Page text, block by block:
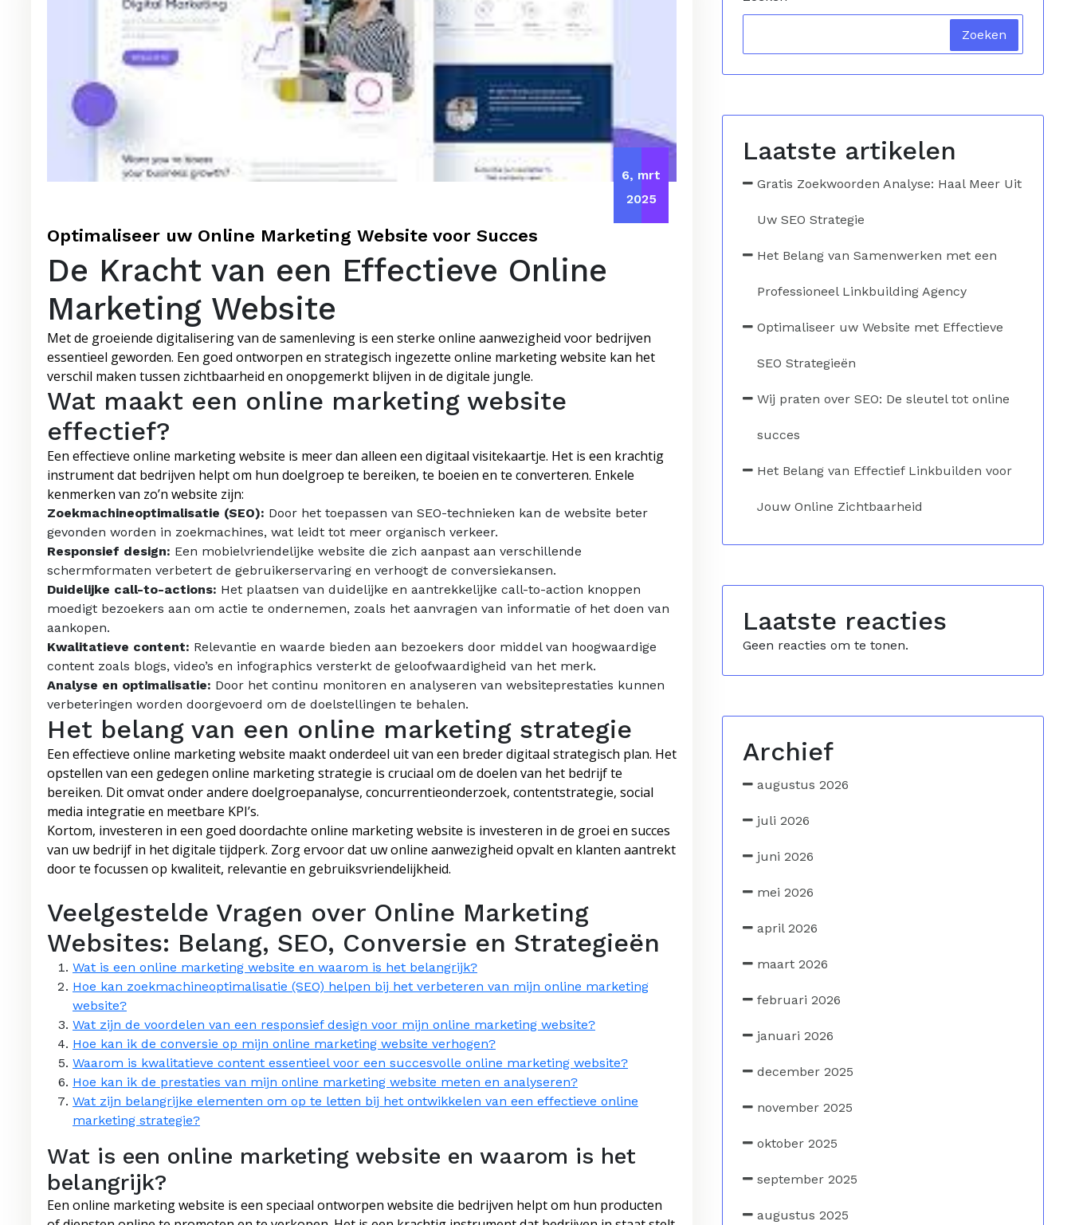
6, mrt
2025
Optimaliseer uw Online Marketing Website voor Succes
De Kracht van een Effectieve Online
Marketing Website
Met de groeiende digitalisering van de samenleving is een sterke online aanwezigheid voor bedrijven
essentieel geworden. Een goed ontworpen en strategisch ingezette online marketing website kan het
verschil maken tussen zichtbaarheid en onopgemerkt blijven in de digitale jungle.
Wat maakt een online marketing website
effectief?
Een effectieve online marketing website is meer dan alleen een digitaal visitekaartje. Het is een krachtig
instrument dat bedrijven helpt om hun doelgroep te bereiken, te boeien en te converteren. Enkele
kenmerken van zo’n website zijn:
Zoekmachineoptimalisatie (SEO): Door het toepassen van SEO-technieken kan de website beter
gevonden worden in zoekmachines, wat leidt tot meer organisch verkeer.
Responsief design: Een mobielvriendelijke website die zich aanpast aan verschillende
schermformaten verbetert de gebruikerservaring en verhoogt de conversiekansen.
Duidelijke call-to-actions: Het plaatsen van duidelijke en aantrekkelijke call-to-action knoppen
moedigt bezoekers aan om actie te ondernemen, zoals het aanvragen van informatie of het doen van
aankopen.
Kwalitatieve content: Relevantie en waarde bieden aan bezoekers door middel van hoogwaardige
content zoals blogs, video’s en infographics versterkt de geloofwaardigheid van het merk.
Analyse en optimalisatie: Door het continu monitoren en analyseren van websiteprestaties kunnen
verbeteringen worden doorgevoerd om de doelstellingen te behalen.
Het belang van een online marketing strategie
Een effectieve online marketing website maakt onderdeel uit van een breder digitaal strategisch plan. Het
opstellen van een gedegen online marketing strategie is cruciaal om de doelen van het bedrijf te
bereiken. Dit omvat onder andere doelgroepanalyse, concurrentieonderzoek, contentstrategie, social
media integratie en meetbare KPI’s.
Kortom, investeren in een goed doordachte online marketing website is investeren in de groei en succes
van uw bedrijf in het digitale tijdperk. Zorg ervoor dat uw online aanwezigheid opvalt en klanten aantrekt
door te focussen op kwaliteit, relevantie en gebruiksvriendelijkheid.
Veelgestelde Vragen over Online Marketing
Websites: Belang, SEO, Conversie en Strategieën
Wat is een online marketing website en waarom is het belangrijk?
Hoe kan zoekmachineoptimalisatie (SEO) helpen bij het verbeteren van mijn online marketing
website?
Wat zijn de voordelen van een responsief design voor mijn online marketing website?
Hoe kan ik de conversie op mijn online marketing website verhogen?
Waarom is kwalitatieve content essentieel voor een succesvolle online marketing website?
Hoe kan ik de prestaties van mijn online marketing website meten en analyseren?
Wat zijn belangrijke elementen om op te letten bij het ontwikkelen van een effectieve online
marketing strategie?
Wat is een online marketing website en waarom is het
belangrijk?
Een online marketing website is een speciaal ontworpen website die bedrijven helpt om hun producten
Zoeken
Laatste artikelen
Gratis Zoekwoorden Analyse: Haal Meer Uit
Uw SEO Strategie
Het Belang van Samenwerken met een
Professioneel Linkbuilding Agency
Optimaliseer uw Website met Effectieve
SEO Strategieën
Wij praten over SEO: De sleutel tot online
succes
Het Belang van Effectief Linkbuilden voor
Jouw Online Zichtbaarheid
Laatste reacties
Geen reacties om te tonen.
Archief
augustus 2026
juli 2026
juni 2026
mei 2026
april 2026
maart 2026
februari 2026
januari 2026
december 2025
november 2025
oktober 2025
september 2025
augustus 2025